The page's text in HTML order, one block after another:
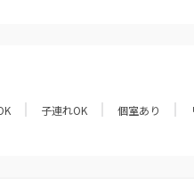
子連れOK 個室あり